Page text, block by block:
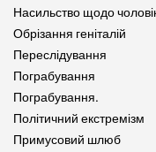
Насильство щодо
Обрізання геніталій
Переслідування
Пограбування
Пограбування.
Політичний екстремізм
Примусовий шлюб